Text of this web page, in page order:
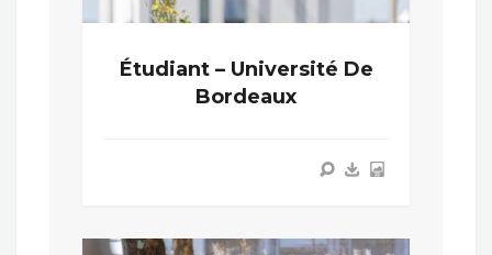
Étudiant – Université De
Bordeaux